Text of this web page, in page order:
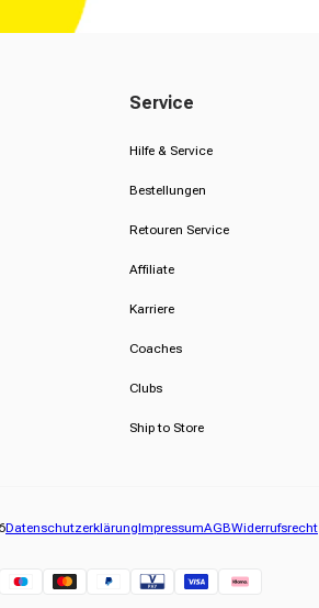
Service
Hilfe & Service
Bestellungen
Retouren Service
Affiliate
Karriere
Coaches
Clubs
Ship to Store
DatenschutzerklärungImpressumAGBWiderrufsrecht